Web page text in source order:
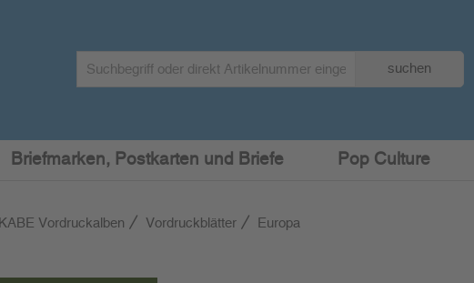
suchen
Briefmarken, Postkarten und Briefe Pop Culture
KABE Vordruckalben Vordruckblätter
Europa